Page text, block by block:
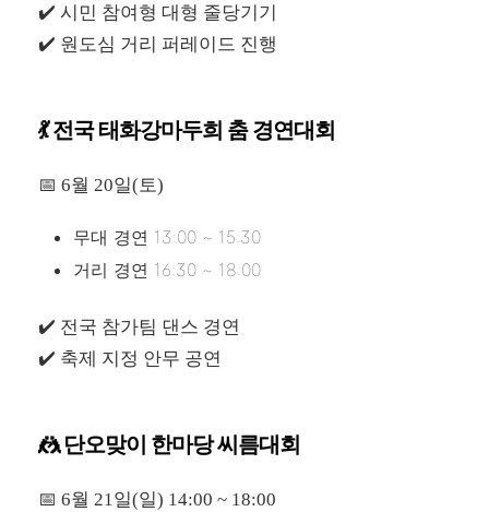
✔️ 시민 참여형 대형 줄당기기
✔️ 원도심 거리 퍼레이드 진행
💃 전국 태화강마두희 춤 경연대회
📅 6월 20일(토)
무대 경연 13:00 ~ 15:30
거리 경연 16:30 ~ 18:00
✔️ 전국 참가팀 댄스 경연
✔️ 축제 지정 안무 공연
🤼 단오맞이 한마당 씨름대회
📅 6월 21일(일) 14:00 ~ 18:00